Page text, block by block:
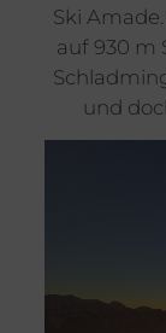
Ski
auf 930 m
und